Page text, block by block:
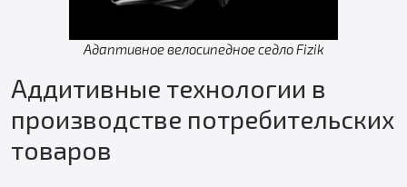
Адаптивное велосипедное седло Fizik
Аддитивные технологии в
производстве потребительских
товаров